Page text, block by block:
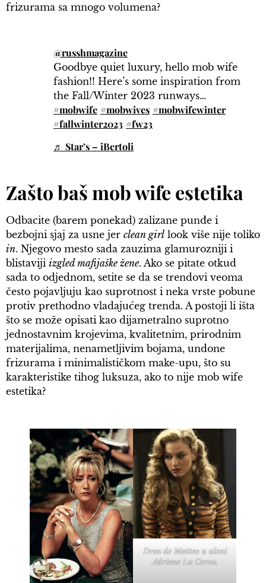
frizurama sa mnogo volumena?
@russhmagazine
Goodbye quiet luxury, hello mob wife
fashion!! Here’s some inspiration from
the Fall/Winter 2023 runways…
#mobwife #mobwives #mobwifewinter
#fallwinter2023 #fw23
♬ Star’s – iBertoli
Zašto baš mob wife estetika
Odbacite (barem ponekad) zalizane punđe i
bezbojni sjaj za usne jer clean girl look više nije toliko
in. Njegovo mesto sada zauzima glamurozniji i
blistaviji izgled mafijaške žene. Ako se pitate otkud
sada to odjednom, setite se da se trendovi veoma
često pojavljuju kao suprotnost i neka vrste pobune
protiv prethodno vladajućeg trenda. A postoji li išta
što se može opisati kao dijametralno suprotno
jednostavnim krojevima, kvalitetnim, prirodnim
materijalima, nenametljivim bojama, undone
frizurama i minimalističkom make-upu, što su
karakteristike tihog luksuza, ako to nije mob wife
estetika?
Drea de Matteo u ulozi
Adriane La Cerva.